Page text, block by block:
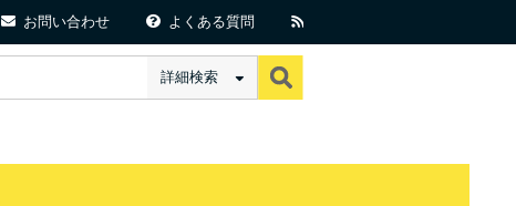
お問い合わせ よくある質問
詳細検索